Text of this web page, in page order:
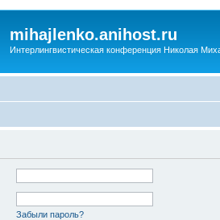
mihajlenko.anihost.ru
Интерлингвистическая конференция Николая
Забыли пароль?